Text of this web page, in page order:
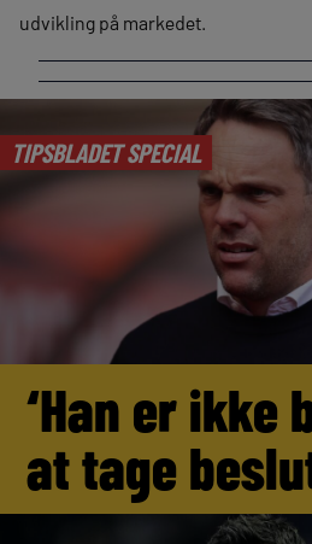
udvikling på markedet.
TIPSBLADET SPECIAL
‘Han er ikke
at tage